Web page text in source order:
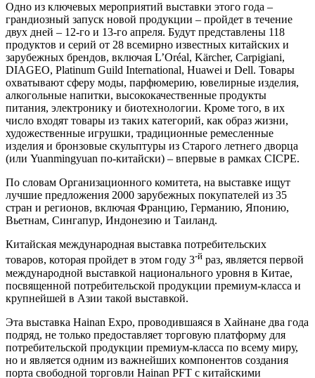
Одно из ключевых мероприятий выставки этого года –
грандиозный запуск новой продукции – пройдет в течение
двух дней – 12-го и 13-го апреля. Будут представлены 118
продуктов и серий от 28 всемирно известных китайских и
зарубежных брендов, включая L’Oréal, Kärcher, Carpigiani,
DIAGEO, Platinum Guild International, Huawei и Dell. Товары
охватывают сферу моды, парфюмерию, ювелирные изделия,
алкогольные напитки, высококачественные продукты
питания, электронику и биотехнологии. Кроме того, в их
число входят товары из таких категорий, как образ жизни,
художественные игрушки, традиционные ремесленные
изделия и бронзовые скульптуры из Старого летнего дворца
(или Yuanmingyuan по-китайски) – впервые в рамках CICPE.
По словам Организационного комитета, на выставке ищут
лучшие предложения 2000 зарубежных покупателей из 35
стран и регионов, включая Францию, Германию, Японию,
Вьетнам, Сингапур, Индонезию и Таиланд.
Китайская международная выставка потребительских
товаров, которая пройдет в этом году 3-й раз, является первой
международной выставкой национального уровня в Китае,
посвященной потребительской продукции премиум-класса и
крупнейшей в Азии такой выставкой.
Эта выставка Hainan Expo, проводившаяся в Хайнане два года
подряд, не только предоставляет торговую платформу для
потребительской продукции премиум-класса по всему миру,
но и является одним из важнейших компонентов создания
порта свободной торговли Hainan PFT с китайскими